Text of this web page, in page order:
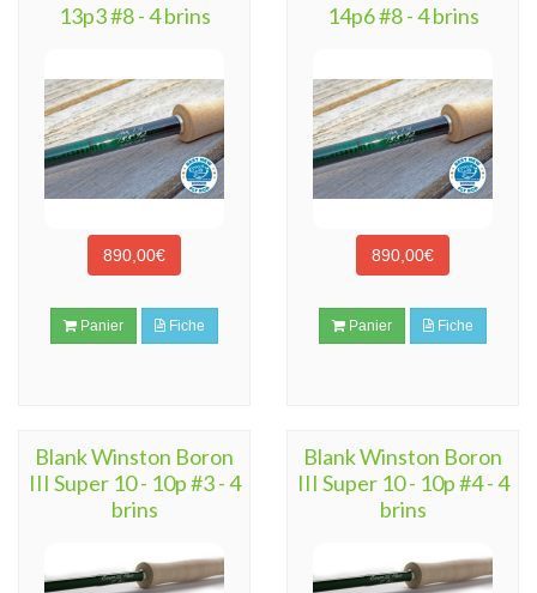
13p3 #8 - 4 brins
890,00€
Panier Fiche
14p6 #8 - 4 brins
890,00€
Panier Fiche
Blank Winston Boron
III Super 10 - 10p #3 - 4
brins
Blank Winston Boron
III Super 10 - 10p #4 - 4
brins